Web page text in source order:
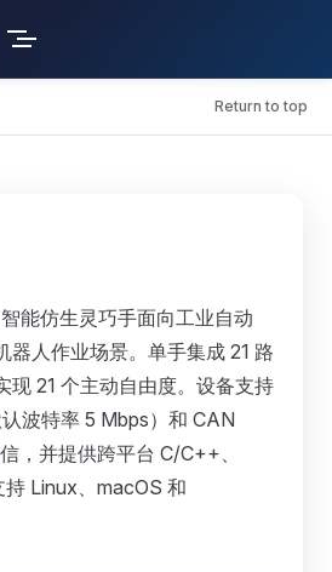
Return to top
能仿生灵巧手面向工业自动
器人作业场景。单手集成 21 路
现 21 个主动自由度。设备支持
波特率 5 Mbps）和 CAN
，并提供跨平台 C/C++、
Linux、macOS 和